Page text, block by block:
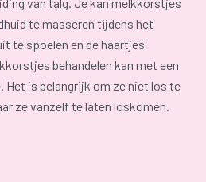
te masseren tijdens het
te spoelen en de haartjes
behandelen kan met een
Het is belangrijk om ze niet los te
ze vanzelf te laten loskomen.